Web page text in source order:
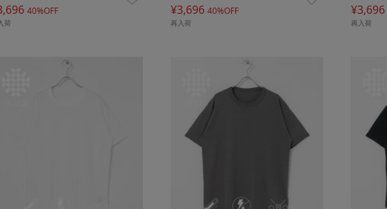
40%OFF
荷
¥3,696 40%OFF
再入荷
¥3,696
再入荷